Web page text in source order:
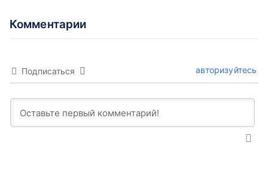
Комментарии
Подписаться авторизуйтесь